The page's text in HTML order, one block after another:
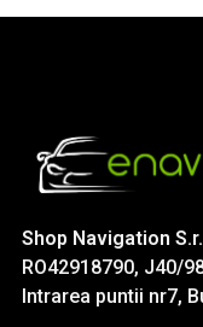
Shop Navigation
RO42918790, J40/
Intrarea puntii nr7,